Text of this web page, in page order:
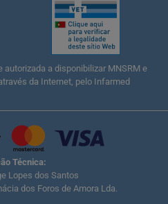
a disponibilizar MNSRM e
da Internet, pelo Infarmed
Técnica:
Lopes dos Santos
dos Foros de Amora Lda.